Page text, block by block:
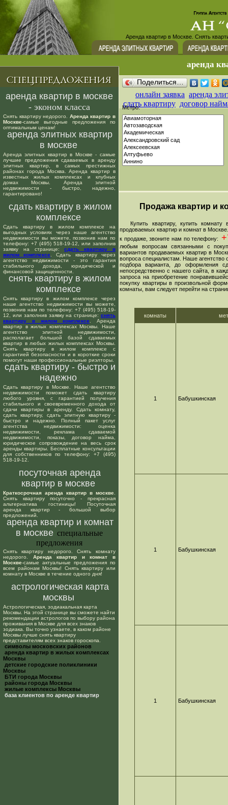
Аренда квартир в Москве. Снять
аренда
аренда квартир в москве
- эконом класса
Снять квартиру недорого. Аренда квартир в
Москве-самые выгодные предложения по
оптимальным ценам!
аренда элитных квартир
в москве
Аренда элитных квартир в Москве - самые
лучшие предложения сдаваемых в аренду
элитных квартир, в самых престижных
районах города Москва. Аренда квартир в
известных жилых комплексах и клубных
домах Москвы. Аренда элитной
недвижимости - быстро, надежно,
гарантировано!
сдать квартиру в жилом
комплексе
Сдать квартиру в жилом комплексе на
выгодных условиях через наше агентство
недвижимости вы можете, позвонив нам по
телефону: +7 (495) 518-19-12, или заполнив
заявку на странице:сдать квартиру в
жилом комплексе . Сдать квартиру через
агентство недвижимости - это гарантия
стабильного дохода, юридической и
финансовой защищенности.
снять квартиру в жилом
комплексе
Снять квартиру в жилом комплексе через
наше агентство недвижимости вы можете,
позвонив нам по телефону: +7 (495) 518-19-
12, или заполнив заявку на странице: снять
квартиру в жилом комплексе . Аренда
квартир в жилых комплексах Москвы. Наше
агентство элитной недвижимости,
располагает большой базой сдаваемых
квартир в любых жилых комплексах Москвы.
Снять квартиру в жилом комплексе с
гарантией безопасности и в короткие сроки
помогут наши профессиональные риэлторы.
сдать квартиру - быстро и
надежно
Сдать квартиру в Москве. Наше агентство
недвижимости поможет сдать квартиру
любого уровня, с гарантией получения
стабильного и своевременного дохода от
сдачи квартиры в аренду. Сдать комнату,
сдать квартиру, сдать элитную квартиру -
быстро и надежно. Полный пакет услуг
агентства недвижимости: оценка
недвижимости, реклама сдаваемой
недвижимости, показы, договор найма,
юридическое сопровождение на весь срок
аренды квартиры. Бесплатные консультации
для собственников по телефону: +7 (495)
518-19-12.
посуточная аренда
квартир в москве
Краткосрочная аренда квартир в москве
Снять квартиру посуточно - прекрасная
альтернатива гостиницы! Посуточная
аренда квартир - большой выбор
предложений.
аренда квартир и комнат
в москве специальные
предложения
Снять квартиру недорого. Снять комнату
недорого. Аренда квартир и комнат в
Москве-самые актуальные предложения по
всем районам Москвы! Снять квартиру или
комнату в Москве в течение одного дня!
астрологическая карта
москвы
Астрологическая, зодиакальная карта
Москвы. На этой странице вы сможете найти
рекомендации астрологов по выбору района
проживания в Москве для всех знаков
зодиака. Вы точно узнаете, в каком районе
Москвы лучше снять квартиру
представителям всех знаков гороскопа.
cимволы московских районов
аренда квартир в жилых комплексах
Москвы
детские городские поликлиники
Москвы
БТИ города Москвы
районы города Москвы
жилые комплексы Москвы
база клиентов по аренде квартир
Поделиться…
онлайн заявка аренда
сдать квартиру договор
Метро:
Продажа квартир и
Купить квартиру, купить комнату
продоваемых квартир и комнат в
к продаже, звоните нам по телефону:
любым вопросам связанными с
вариантов продаваемых квартир в
вопроса специалистам. Наше агентство
подбора варианта, до оформления
непосредственно с нашего сайта, в
запроса на приобретение
покупку квартиры в произвольной
комнаты, вам следует перейти на
комнаты
1 Бабушкинская
1 Бабушкинская
1 Бабушкинская